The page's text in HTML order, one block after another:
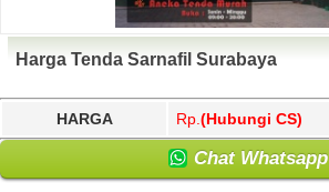
Harga Tenda Sarnafil Surabaya
HARGA Rp. (Hubungi CS)
Chat Whatsapp